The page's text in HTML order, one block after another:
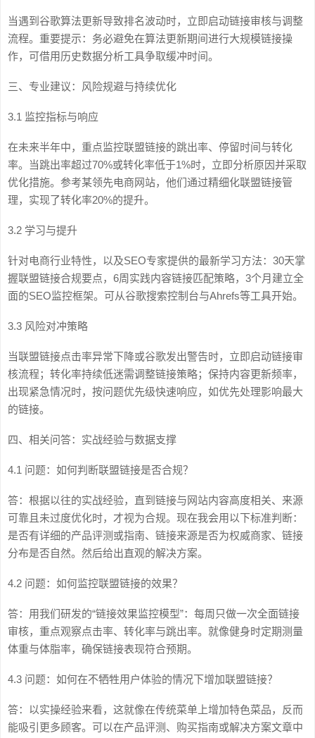
当遇到谷歌算法更新导致排名波动时，立即启动链接审核与调整
流程。重要提示：务必避免在算法更新期间进行大规模链接操
作，可借用历史数据分析工具争取缓冲时间。
三、专业建议：风险规避与持续优化
3.1 监控指标与响应
在未来半年中，重点监控联盟链接的跳出率、停留时间与转化
率。当跳出率超过70%或转化率低于1%时，立即分析原因并采取
优化措施。参考某领先电商网站，他们通过精细化联盟链接管
理，实现了转化率20%的提升。
3.2 学习与提升
针对电商行业特性，以及SEO专家提供的最新学习方法：30天掌
握联盟链接合规要点，6周实践内容链接匹配策略，3个月建立全
面的SEO监控框架。可从谷歌搜索控制台与Ahrefs等工具开始。
3.3 风险对冲策略
当联盟链接点击率异常下降或谷歌发出警告时，立即启动链接审
核流程；转化率持续低迷需调整链接策略；保持内容更新频率，
出现紧急情况时，按问题优先级快速响应，如优先处理影响最大
的链接。
四、相关问答：实战经验与数据支撑
4.1 问题：如何判断联盟链接是否合规？
答：根据以往的实战经验，直到链接与网站内容高度相关、来源
可靠且未过度优化时，才视为合规。现在我会用以下标准判断：
是否有详细的产品评测或指南、链接来源是否为权威商家、链接
分布是否自然。然后给出直观的解决方案。
4.2 问题：如何监控联盟链接的效果？
答：用我们研发的“链接效果监控模型”：每周只做一次全面链接
审核，重点观察点击率、转化率与跳出率。就像健身时定期测量
体重与体脂率，确保链接表现符合预期。
4.3 问题：如何在不牺牲用户体验的情况下增加联盟链接？
答：以实操经验来看，这就像在传统菜单上增加特色菜品，反而
能吸引更多顾客。可以在产品评测、购买指南或解决方案文章中